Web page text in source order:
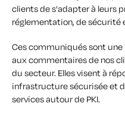
clients de s'adapter à leurs
réglementation, de sécurité
Ces communiqués sont
aux commentaires de nos
du secteur. Elles visent à
infrastructure sécurisée et
services autour de PKI.